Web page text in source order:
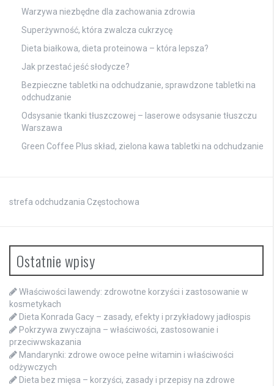
Warzywa niezbędne dla zachowania zdrowia
Superżywność, która zwalcza cukrzycę
Dieta białkowa, dieta proteinowa – która lepsza?
Jak przestać jeść słodycze?
Bezpieczne tabletki na odchudzanie, sprawdzone tabletki na
odchudzanie
Odsysanie tkanki tłuszczowej – laserowe odsysanie tłuszczu
Warszawa
Green Coffee Plus skład, zielona kawa tabletki na odchudzanie
strefa odchudzania Częstochowa
Ostatnie wpisy
Właściwości lawendy: zdrowotne korzyści i zastosowanie w
kosmetykach
Dieta Konrada Gacy – zasady, efekty i przykładowy jadłospis
Pokrzywa zwyczajna – właściwości, zastosowanie i
przeciwwskazania
Mandarynki: zdrowe owoce pełne witamin i właściwości
odżywczych
Dieta bez mięsa – korzyści, zasady i przepisy na zdrowe